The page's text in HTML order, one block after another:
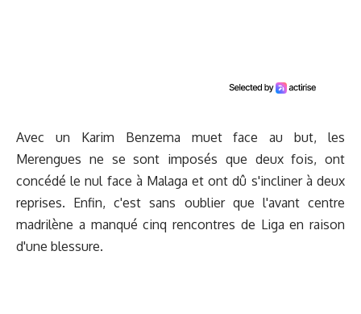
Avec un Karim Benzema muet face au but, les
Merengues ne se sont imposés que deux fois, ont
concédé le nul face à Malaga et ont dû s'incliner à deux
reprises. Enfin, c'est sans oublier que l'avant centre
madrilène a manqué cinq rencontres de Liga en raison
d'une blessure.